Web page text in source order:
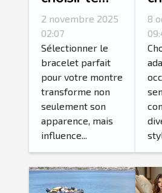
bracelet
idéal pour
votre
montre ?
2 novembre 2025
02:07
Sélectionner le
bracelet parfait
pour votre montre
transforme non
seulement son
apparence, mais
influence...
8